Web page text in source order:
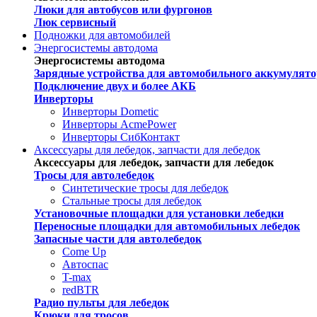
Люки для автобусов или фургонов
Люк сервисный
Подножки для автомобилей
Энергосистемы автодома
Энергосистемы автодома
Зарядные устройства для автомобильного
Подключение двух и более АКБ
Инверторы
Инверторы Dometic
Инверторы AcmePower
Инверторы СибКонтакт
Аксессуары для лебедок, запчасти для лебедок
Аксессуары для лебедок, запчасти для лебедок
Тросы для автолебедок
Синтетические тросы для лебедок
Стальные тросы для лебедок
Установочные площадки для установки лебедки
Переносные площадки для автомобильных лебедок
Запасные части для автолебедок
Come Up
Автоспас
T-max
redBTR
Радио пульты для лебедок